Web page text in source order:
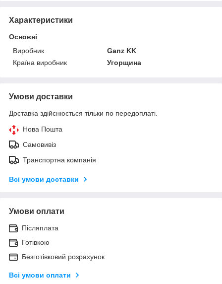
Характеристики
Основні
Виробник
Ganz KK
Країна виробник
Угорщина
Умови доставки
Доставка здійснюється тільки по передоплаті.
Нова Пошта
Самовивіз
Транспортна компанія
Всі умови доставки
Умови оплати
Післяплата
Готівкою
Безготівковий розрахунок
Всі умови оплати